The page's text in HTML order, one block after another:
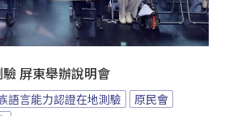
屏東舉辦說明會
語言能力認證在地測驗
原民會